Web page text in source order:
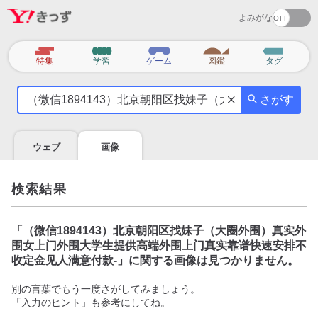
よみがな
カ
テ
特集 学習 ゲーム 図鑑 タグ
気
を
調
べ
よ
う
さがす
ウェブ 画像
検索結果
「
（微信1894143）北京朝阳区找妹子（大圈外围）真实外
围女上门外围大学生提供高端外围上门真实靠谱快速安排不
收定金见人满意付款- 」に関する画像は見つかりません。
別の言葉でもう一度さがしてみましょう。
「入力のヒント」も参考にしてね。